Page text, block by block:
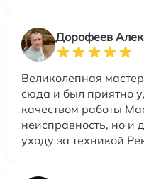
Дорофеев
Великолепная
сюда и был приятно
качеством работы
неисправность, но и
уходу за техникой